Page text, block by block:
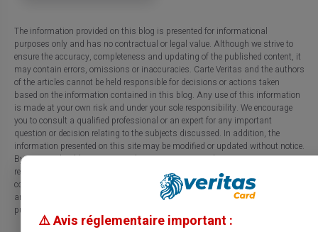
The information provided on this blog is presented for informational
purposes only and has no contractual or legal value. Although we strive to
ensure the accuracy, completeness and updating of the published content, it
may contain errors, omissions or inaccuracies. Carte Veritas and the authors
of the articles cannot be held responsible for decisions or actions taken
based on the information contained in this blog. Any use of this information
is made at your own risk and under your sole responsibility. We encourage
you to consult a qualified professional or an expert for any important
question or decision relating to the subjects discussed. In addition, the
information presented on this site may be modified or updated without notice.
By visiting this blog, you agree that Carte Veritas and its partners are
released from any liability concerning losses, direct or indirect damages, or
consequences arising from the use of the contents of this site, whether they
are linked to errors, omissions or the interpretation of the information
published.
⚠️ Avis réglementaire important :